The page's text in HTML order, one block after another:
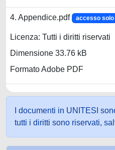
4. Appendice.pdf accesso solo
Licenza: Tutti i diritti riservati
Dimensione 33.76 kB
Formato Adobe PDF
I documenti in UNITESI
tutti i diritti sono riservati,